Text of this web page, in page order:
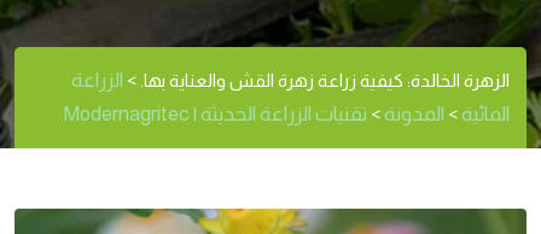
الزهرة الخالدة: كيفية زراعة زهرة القش والعناية بها. > الزراعة
المائية> المدونة> تقنيات الزراعة الحديثة | Modernagritec